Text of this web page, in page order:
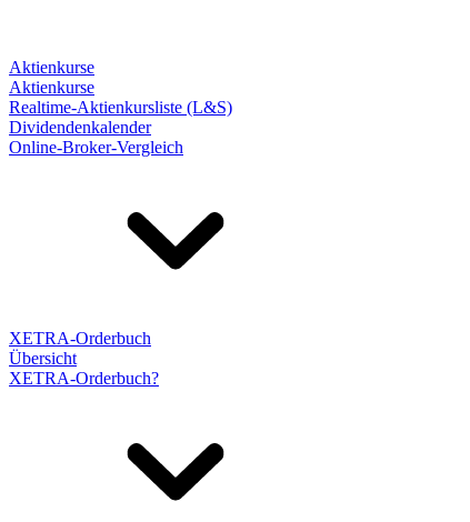
Aktienkurse
Aktienkurse
Realtime-Aktienkursliste (L&S)
Dividendenkalender
Online-Broker-Vergleich
XETRA-Orderbuch
Übersicht
XETRA-Orderbuch?